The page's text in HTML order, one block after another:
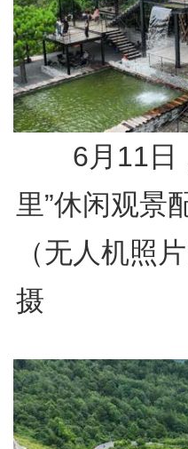
6月11日，
里”休闲观景
（无人机照
摄